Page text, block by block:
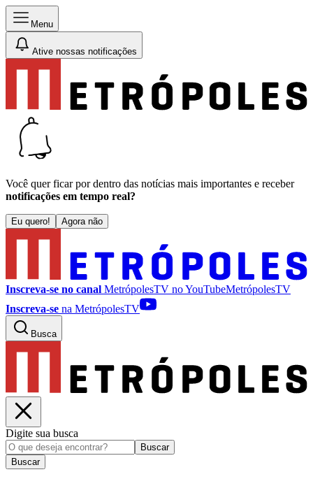
Menu
Ative nossas notificações
Você quer ficar por dentro das notícias mais importantes e receber
notificações em tempo real?
Eu quero! Agora não
Inscreva-se no canal MetrópolesTV noYouTubeMetrópolesTV
Inscreva-se na MetrópolesTV
Busca
Digite sua busca
Buscar
Buscar